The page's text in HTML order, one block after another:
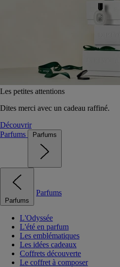
Les petites attentions
Dites merci avec un cadeau raffiné.
Découvrir
Parfums
Parfums
Parfums
Parfums
L'Odyssée
L'été en parfum
Les emblématiques
Les idées cadeaux
Coffrets découverte
Le coffret à composer